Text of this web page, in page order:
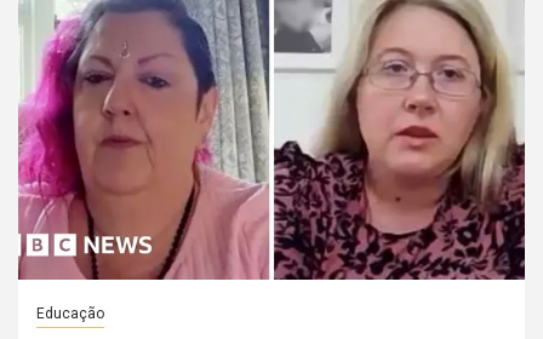
Educação